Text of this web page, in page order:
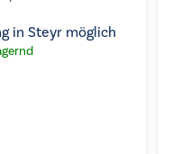
in Steyr möglich